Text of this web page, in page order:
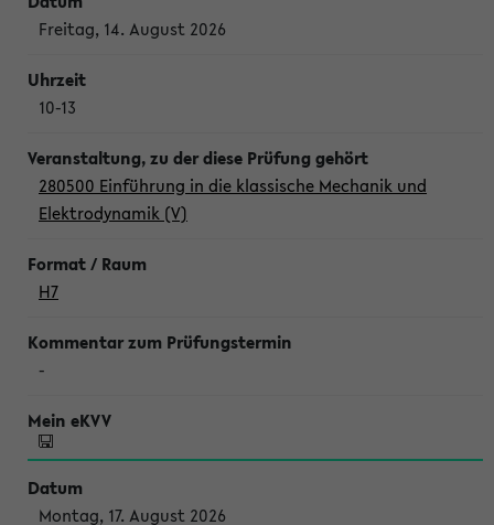
Freitag, 14. August 2026
10-13
280500 Einführung in die klassische Mechanik und
Elektrodynamik (V)
H7
-
Montag, 17. August 2026